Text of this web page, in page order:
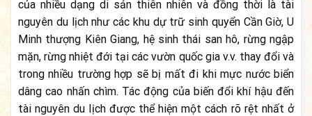
của nhiều dạng di sản thiên nhiên và đồng thời là tài
nguyên du lịch như các khu dự trữ sinh quyển Cần Giờ, U
Minh thượng Kiên Giang, hệ sinh thái san hô, rừng ngập
mặn, rừng nhiệt đới tại các vườn quốc gia v.v. thay đổi và
trong nhiều trường hợp sẽ bị mất đi khi mực nước biển
dâng cao nhấn chìm. Tác động của biến đổi khí hậu đến
tài nguyên du lịch được thể hiện một cách rõ rệt nhất ở